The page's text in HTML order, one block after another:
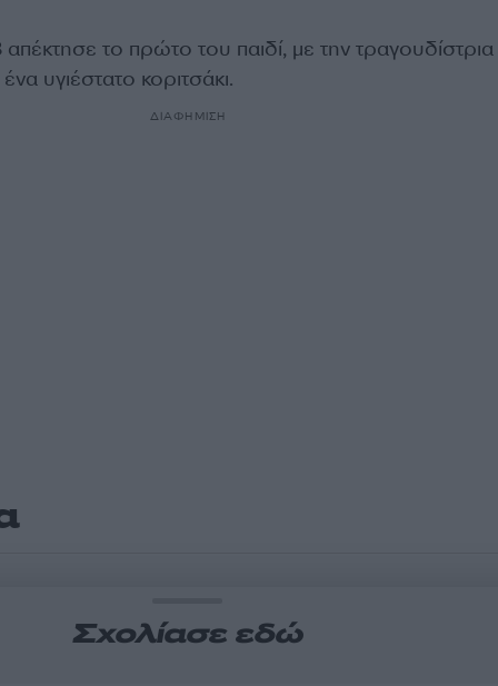
το πρώτο του παιδί, με την
υγιέστατο κοριτσάκι.
ΔΙΑΦΗΜΙΣΗ
Σχολίασε εδώ